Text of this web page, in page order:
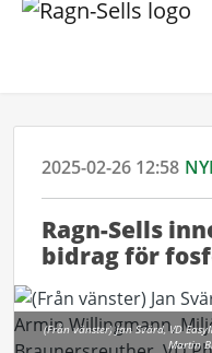
2025-02-26 12:58
Ragn-Sells
bidrag för
(Från vänster) Jan Svärd, VD
Martin